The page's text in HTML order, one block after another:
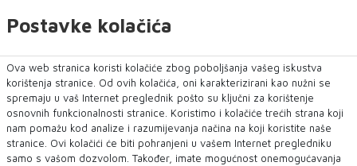
om po stanovniku 24 posto iznad prosjeka EU-
a. Bosna i Hercegovina je u 2024. ostvarila SIP
po stanovniku u SKM-u 59 posto ispod prosjeka
EU 27, zaključuje se u priopćenju.
BDP nam drže turizam i bankarstvo
Postavke kolačića
Ova web stranica koristi kolačiće zbog poboljšanja vašeg iskustva
korištenja stranice. Od ovih kolačića, oni karakterizirani kao nužni se
spremaju u vaš Internet preglednik pošto su ključni za korištenje
osnovnih funkcionalnosti stranice. Koristimo i kolačiće trećih strana koji
nam pomažu kod analize i razumijevanja načina na koji koristite naše
stranice. Ovi kolačići će biti pohranjeni u vašem Internet pregledniku
samo s vašom dozvolom. Također, imate mogućnost onemogućavanja